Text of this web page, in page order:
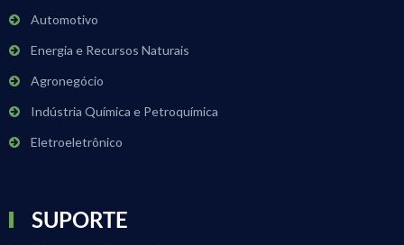
Automotivo
Energia e Recursos Naturais
Agronegócio
Indústria Química e Petroquímica
Eletroeletrônico
SUPORTE